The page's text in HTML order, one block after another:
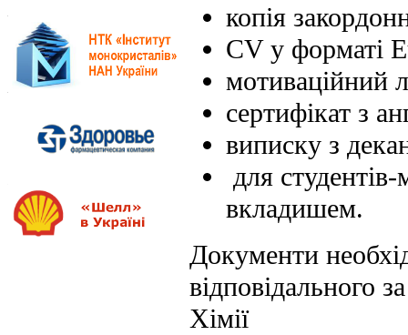
копія
CV у форматі
мотиваційний
сертифікат з
виписку з
для
вкладишем.
Документи
відповідального
Хімії